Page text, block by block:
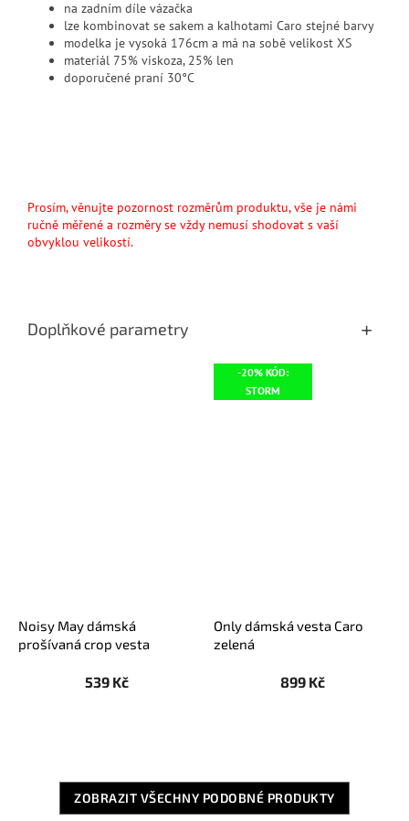
na zadním díle vázačka
lze kombinovat se sakem a kalhotami Caro stejné barvy
modelka je vysoká 176cm a má na sobě velikost XS
materiál 75% viskoza, 25% len
doporučené praní 30°C
Prosím, věnujte pozornost rozměrům produktu, vše je námi
ručně měřené a rozměry se vždy nemusí shodovat s vaší
obvyklou velikostí.
Doplňkové parametry
Noisy May dámská
prošívaná crop vesta
539 Kč
-20% KÓD:
STORM
Only dámská vesta Caro
zelená
899 Kč
ZOBRAZIT VŠECHNY PODOBNÉ PRODUKTY